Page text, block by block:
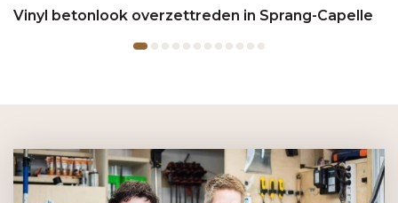
Vinyl betonlook overzettreden in Sprang-Capelle